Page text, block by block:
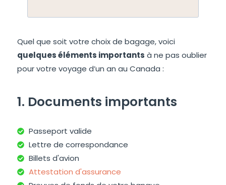
Quel que soit votre choix de bagage, voici
quelques éléments importants à ne pas oublier
pour votre voyage d’un an au Canada :
1. Documents importants
Passeport valide
Lettre de correspondance
Billets d'avion
Attestation d'assurance